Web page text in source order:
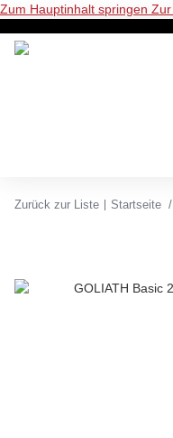
Zum Hauptinhalt springen
Zurück zur Liste Startseite